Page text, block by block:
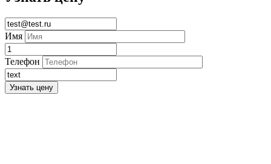
Имя
Телефон